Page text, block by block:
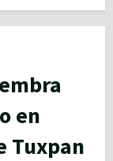
en
Tuxpan